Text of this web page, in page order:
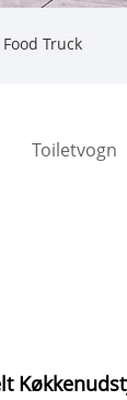
Truck
Toiletvogn